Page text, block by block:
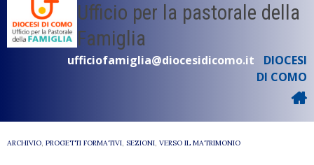
Ufficio per la pastorale della
Famiglia
ufficiofamiglia@diocesidicomo.it
DIOCESI
DI COMO
ARCHIVIO, PROGETTI FORMATIVI, SEZIONI, VERSO IL MATRIMONIO